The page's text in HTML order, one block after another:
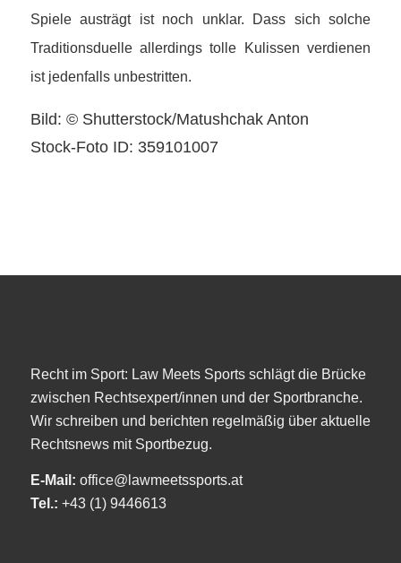
Spiele austrägt ist noch unklar. Dass sich solche
Traditionsduelle allerdings tolle Kulissen verdienen
ist jedenfalls unbestritten.
Bild: © Shutterstock/Matushchak Anton
Stock-Foto ID: 359101007
Recht im Sport: Law Meets Sports schlägt die Brücke
zwischen Rechtsexpert/innen und der Sportbranche.
Wir schreiben und berichten regelmäßig über aktuelle
Rechtsnews mit Sportbezug.
E-Mail: office@lawmeetssports.at
Tel.: +43 (1) 9446613